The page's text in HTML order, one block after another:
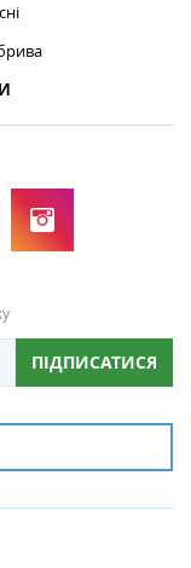
ПІДПИСАТИСЯ